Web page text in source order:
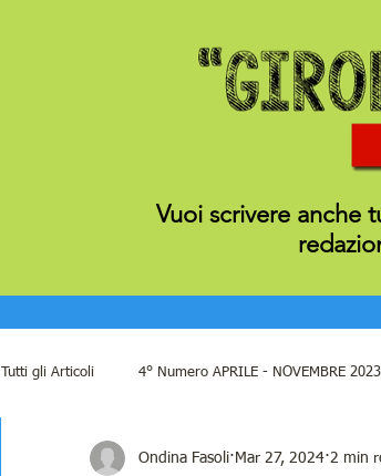
Vuoi scrivere anche
Tutti gli Articoli 4° Numero APRILE - NOVEMBRE 2023
12° numero DICEMBRE 2022 9°10°
Ondina Fasoli Mar 27, 2024 2 min